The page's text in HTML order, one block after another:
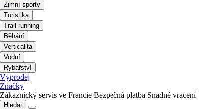
Zimní sporty
Turistika
Trail running
Běhání
Verticalita
Vodní
Rybářství
Výprodej
Značky
Zákaznický servis ve Francie Bezpečná platba Snadné vracení
Hledat